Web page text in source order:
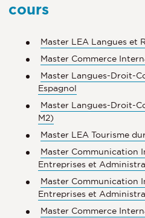
cours
Master LEA Langues et
Master Commerce
Master Langues-Droit-
Espagnol
Master Langues-Droit-
M2)
Master LEA Tourisme
Master Communication
Entreprises et
Master Communication
Entreprises et
Master Commerce